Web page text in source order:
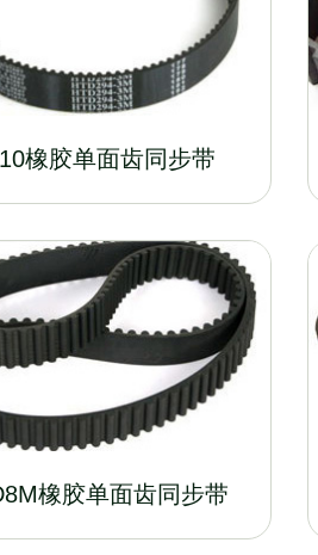
橡胶单面齿同步带
橡胶单面齿同步带